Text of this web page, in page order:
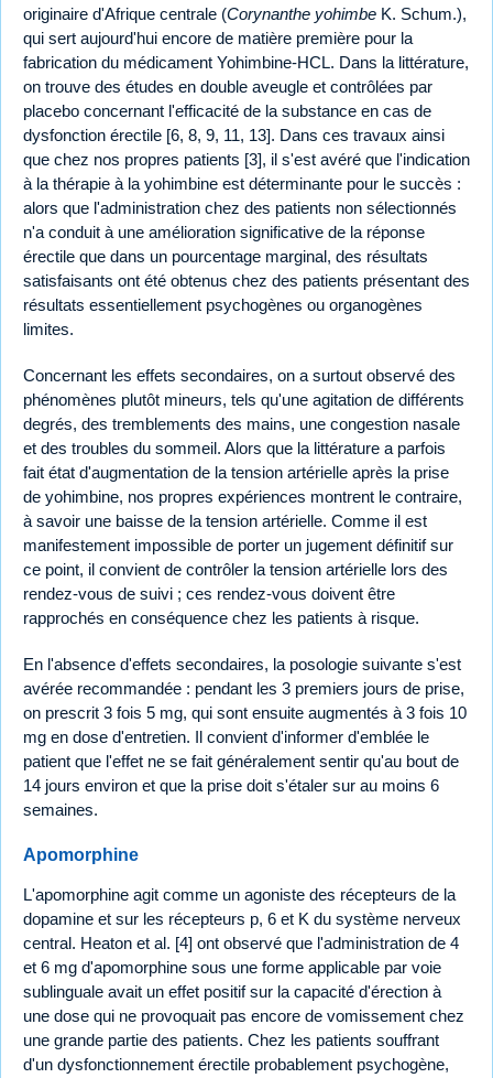
originaire d'Afrique centrale (Corynanthe yohimbe K. Schum.),
qui sert aujourd'hui encore de matière première pour la
fabrication du médicament Yohimbine-HCL. Dans la littérature,
on trouve des études en double aveugle et contrôlées par
placebo concernant l'efficacité de la substance en cas de
dysfonction érectile [6, 8, 9, 11, 13]. Dans ces travaux ainsi
que chez nos propres patients [3], il s'est avéré que l'indication
à la thérapie à la yohimbine est déterminante pour le succès :
alors que l'administration chez des patients non sélectionnés
n'a conduit à une amélioration significative de la réponse
érectile que dans un pourcentage marginal, des résultats
satisfaisants ont été obtenus chez des patients présentant des
résultats essentiellement psychogènes ou organogènes
limites.
Concernant les effets secondaires, on a surtout observé des
phénomènes plutôt mineurs, tels qu'une agitation de différents
degrés, des tremblements des mains, une congestion nasale
et des troubles du sommeil. Alors que la littérature a parfois
fait état d'augmentation de la tension artérielle après la prise
de yohimbine, nos propres expériences montrent le contraire,
à savoir une baisse de la tension artérielle. Comme il est
manifestement impossible de porter un jugement définitif sur
ce point, il convient de contrôler la tension artérielle lors des
rendez-vous de suivi ; ces rendez-vous doivent être
rapprochés en conséquence chez les patients à risque.
En l'absence d'effets secondaires, la posologie suivante s'est
avérée recommandée : pendant les 3 premiers jours de prise,
on prescrit 3 fois 5 mg, qui sont ensuite augmentés à 3 fois 10
mg en dose d'entretien. Il convient d'informer d'emblée le
patient que l'effet ne se fait généralement sentir qu'au bout de
14 jours environ et que la prise doit s'étaler sur au moins 6
semaines.
Apomorphine
L'apomorphine agit comme un agoniste des récepteurs de la
dopamine et sur les récepteurs p, 6 et K du système nerveux
central. Heaton et al. [4] ont observé que l'administration de 4
et 6 mg d'apomorphine sous une forme applicable par voie
sublinguale avait un effet positif sur la capacité d'érection à
une dose qui ne provoquait pas encore de vomissement chez
une grande partie des patients. Chez les patients souffrant
d'un dysfonctionnement érectile probablement psychogène,